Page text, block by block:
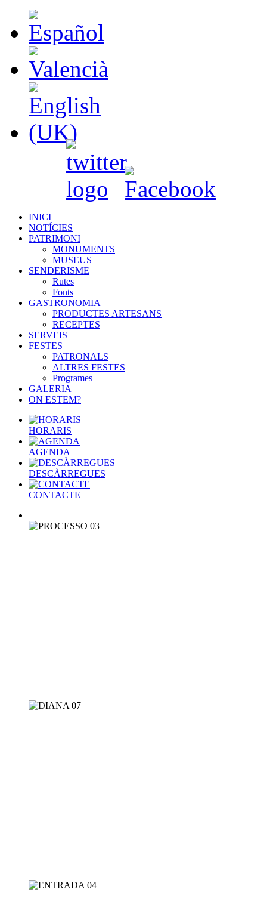
INICI
NOTÍCIES
PATRIMONI
MONUMENTS
MUSEUS
SENDERISME
Rutes
Fonts
GASTRONOMIA
PRODUCTES ARTESANS
RECEPTES
SERVEIS
FESTES
PATRONALS
ALTRES FESTES
Programes
GALERIA
ON ESTEM?
HORARIS
AGENDA
DESCÀRREGUES
CONTACTE